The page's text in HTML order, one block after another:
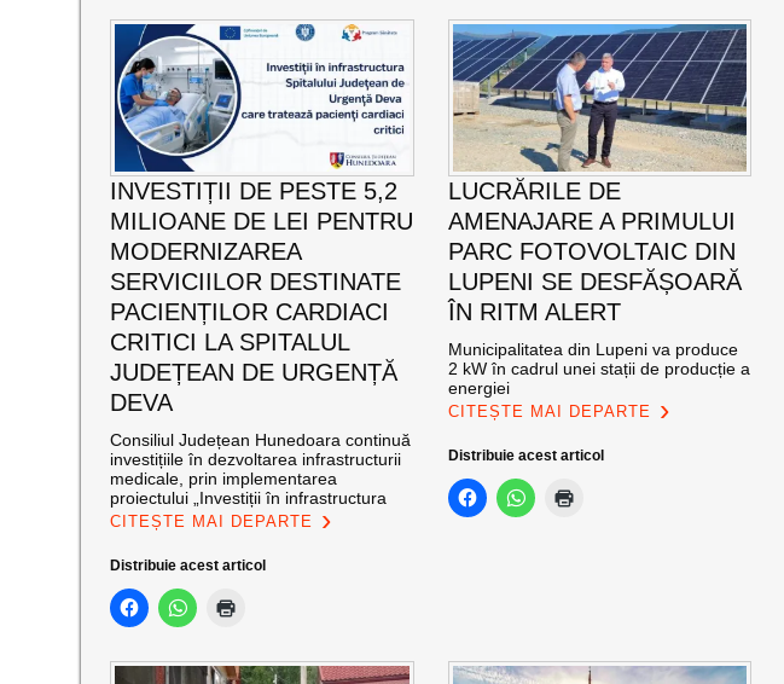
INVESTIȚII DE PESTE 5,2
MILIOANE DE LEI PENTRU
MODERNIZAREA
SERVICIILOR DESTINATE
PACIENȚILOR CARDIACI
CRITICI LA SPITALUL
JUDEȚEAN DE URGENȚĂ
DEVA
Consiliul Județean Hunedoara continuă
investițiile în dezvoltarea infrastructurii
medicale, prin implementarea
proiectului „Investiții în infrastructura
CITEȘTE MAI DEPARTE
Distribuie acest articol
LUCRĂRILE DE
AMENAJARE A PRIMULUI
PARC FOTOVOLTAIC DIN
LUPENI SE DESFĂȘOARĂ
ÎN RITM ALERT
Municipalitatea din Lupeni va produce
2 kW în cadrul unei stații de producție a
energiei
CITEȘTE MAI DEPARTE
Distribuie acest articol